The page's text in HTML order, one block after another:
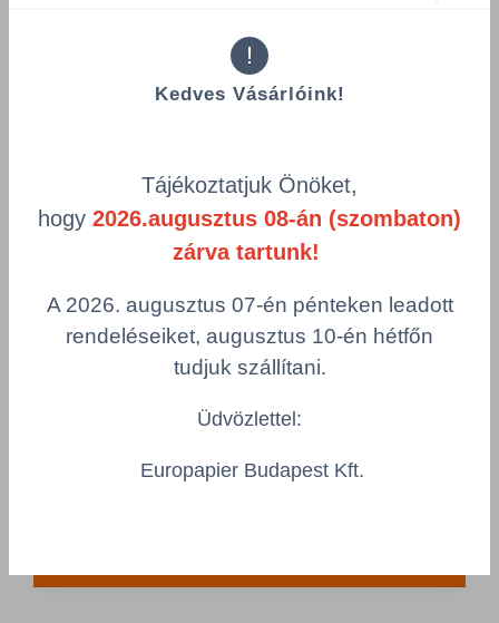
1 Tétel
Hullámkarton doboz A3 - C hullám
Tetőfenék lapolt (TF), Hosszúság: 430 mm
Magasság: 210 mm
!
Kedves Vásárlóink!
Tájékoztatjuk Önöket,
hogy 2026.augusztus 08-án (szombaton)
zárva tartunk!
A 2026. augusztus 07-én pénteken leadott
rendeléseiket, augusztus 10-én hétfőn
tudjuk szállítani.
Üdvözlettel:
Europapier Budapest Kft.